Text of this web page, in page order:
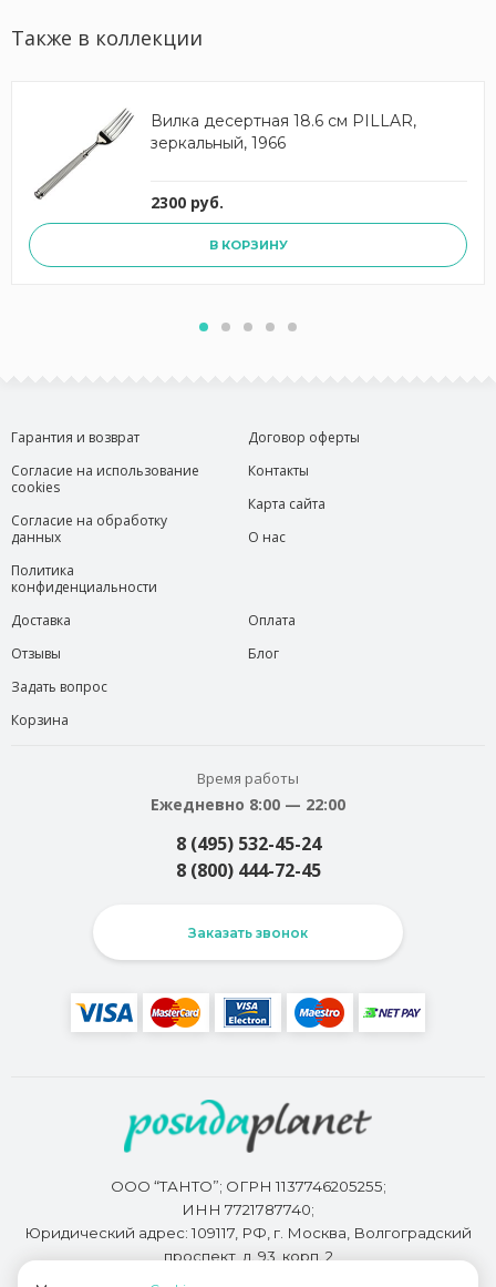
Также в коллекции
Вилка десертная 18.6 см PILLAR,
зеркальный, 1966
2300 руб.
В КОРЗИНУ
Гарантия и возврат
Согласие на использование
cookies
Согласие на обработку
данных
Политика
конфиденциальности
Договор оферты
Контакты
Карта сайта
О нас
Доставка
Отзывы
Задать вопрос
Корзина
Оплата
Блог
Время работы
Ежедневно 8:00 — 22:00
8 (495) 532-45-24
8 (800) 444-72-45
Заказать звонок
ООО “ТАНТО”; ОГРН 1137746205255;
ИНН 7721787740;
Юридический адрес: 109117, РФ, г. Москва, Волгоградский
проспект, д. 93, корп. 2